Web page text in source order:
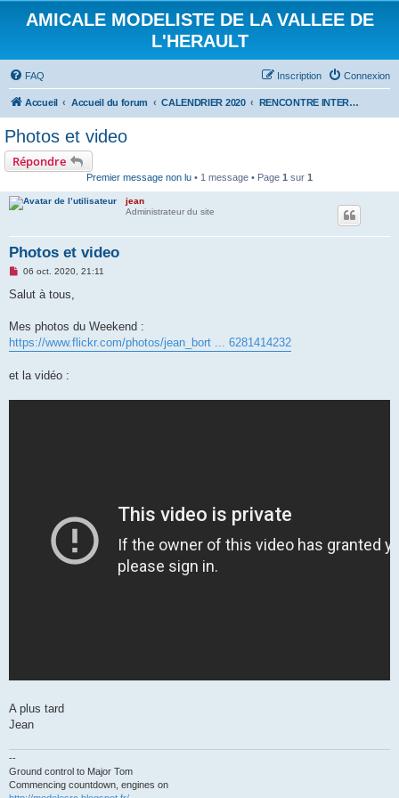
AMICALE MODELISTE DE LA VALLEE DE
L'HERAULT
FAQ Connexion
Inscription
Accueil Accueil du forum CALENDRIER 2020 RENCONTRE INTERNATIONALE HYDRALAGOU : 3 ET 4 OCTOBRE 2020
Photos et video
Répondre
Premier message non lu • 1 message • Page 1 sur 1
jean
Administrateur du site
Photos et video
M
s
g
n
06 oct. 2020, 21:11
Salut à tous,
Mes photos du Weekend :
https://www.flickr.com/photos/jean_bort ... 6281414232
et la vidéo :
A plus tard
Jean
--
Ground control to Major Tom
Commencing countdown, engines on